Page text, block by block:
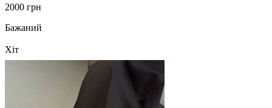
2000 грн
Бажаний
Хіт